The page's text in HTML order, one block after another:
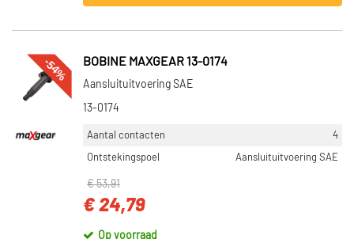
-54% BOBINE MAXGEAR 13-0174
Aansluituitvoering SAE
13-0174
Aantal contacten
4
Ontstekingspoel
Aansluituitvoering SAE
€ 53,91
€ 24,79
Op voorraad